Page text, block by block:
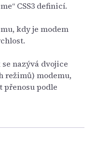
CSS3 definicí.
kdy je modem
se nazývá dvojice
režimů) modemu,
přenosu podle